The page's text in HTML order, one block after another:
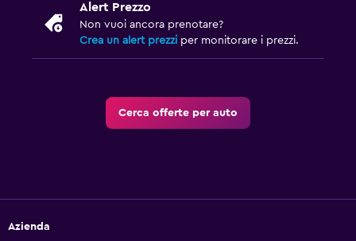
Alert Prezzo
Non vuoi ancora prenotare?
Crea un alert prezzi per monitorare i prezzi.
Cerca offerte per auto
Azienda